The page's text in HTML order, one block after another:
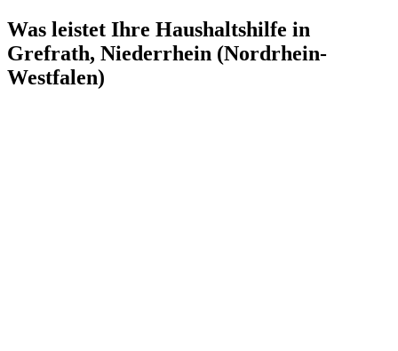
Was leistet Ihre Haushaltshilfe in
Grefrath, Niederrhein (Nordrhein-
Westfalen)